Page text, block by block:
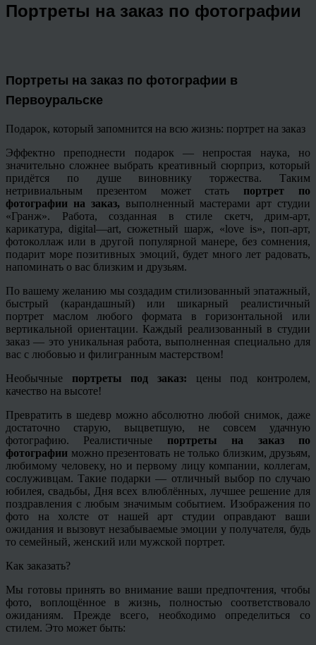
Портреты на заказ по фотографии
Портреты на заказ по фотографии в
Первоуральске
Подарок, который запомнится на всю жизнь: портрет на заказ
Эффектно преподнести подарок — непростая наука, но
значительно сложнее выбрать креативный сюрприз, который
придётся по душе виновнику торжества. Таким
нетривиальным презентом может стать портрет по
фотографии на заказ, выполненный мастерами арт студии
«Гранж». Работа, созданная в стиле скетч, дрим-арт,
карикатура, digital—art, сюжетный шарж, «love is», поп-арт,
фотоколлаж или в другой популярной манере, без сомнения,
подарит море позитивных эмоций, будет много лет радовать,
напоминать о вас близким и друзьям.
По вашему желанию мы создадим стилизованный эпатажный,
быстрый (карандашный) или шикарный реалистичный
портрет маслом любого формата в горизонтальной или
вертикальной ориентации. Каждый реализованный в студии
заказ — это уникальная работа, выполненная специально для
вас с любовью и филигранным мастерством!
Необычные портреты под заказ: цены под контролем,
качество на высоте!
Превратить в шедевр можно абсолютно любой снимок, даже
достаточно старую, выцветшую, не совсем удачную
фотографию. Реалистичные портреты на заказ по
фотографии можно презентовать не только близким, друзьям,
любимому человеку, но и первому лицу компании, коллегам,
сослуживцам. Такие подарки — отличный выбор по случаю
юбилея, свадьбы, Дня всех влюблённых, лучшее решение для
поздравления с любым значимым событием. Изображения по
фото на холсте от нашей арт студии оправдают ваши
ожидания и вызовут незабываемые эмоции у получателя, будь
то семейный, женский или мужской портрет.
Как заказать?
Мы готовы принять во внимание ваши предпочтения, чтобы
фото, воплощённое в жизнь, полностью соответствовало
ожиданиям. Прежде всего, необходимо определиться со
стилем. Это может быть: